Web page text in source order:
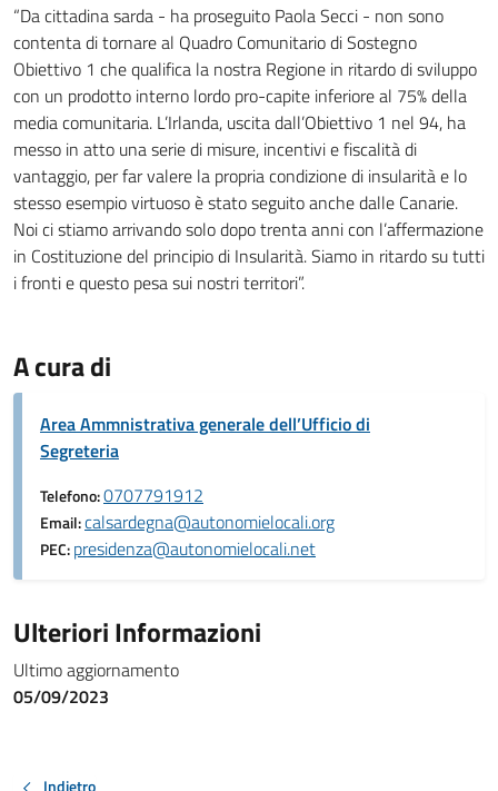
“Da cittadina sarda - ha proseguito Paola Secci - non sono
contenta di tornare al Quadro Comunitario di Sostegno
Obiettivo 1 che qualifica la nostra Regione in ritardo di sviluppo
con un prodotto interno lordo pro-capite inferiore al 75% della
media comunitaria. L’Irlanda, uscita dall’Obiettivo 1 nel 94, ha
messo in atto una serie di misure, incentivi e fiscalità di
vantaggio, per far valere la propria condizione di insularità e lo
stesso esempio virtuoso è stato seguito anche dalle Canarie.
Noi ci stiamo arrivando solo dopo trenta anni con l’affermazione
in Costituzione del principio di Insularità. Siamo in ritardo su tutti
i fronti e questo pesa sui nostri territori”.
A cura di
Area Ammnistrativa generale dell’Ufficio di
Segreteria
Telefono:0707791912
Email:calsardegna@autonomielocali.org
PEC:presidenza@autonomielocali.net
Ulteriori Informazioni
Ultimo aggiornamento
05/09/2023
Indietro